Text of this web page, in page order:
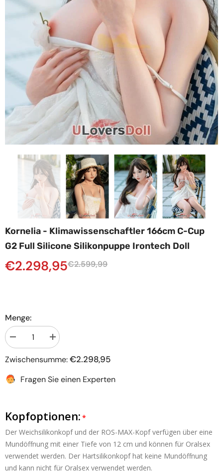
Kornelia - Klimawissenschaftler 166cm C-Cup
G2 Full Silicone Silikonpuppe Irontech Doll
€2.599,99
€2.298,95
Menge:
verringern
für
Kornelia
Klimawissenschaftler
166cm
Full
Silicone
Silikonpuppe
Irontech
Doll
Menge
erhöhen
Kornelia
Klimawissenschaftler
166cm
Full
Silicone
Silikonpuppe
Irontech
Doll
Zwischensumme:€2.298,95
Fragen Sie einen Experten
Kopfoptionen:
Der Weichsilikonkopf und der ROS-MAX-Kopf verfügen über eine
Mundöffnung mit einer Tiefe von 12 cm und können für Oralsex
verwendet werden. Der Hartsilikonkopf hat keine Mundöffnung
und kann nicht für Oralsex verwendet werden.